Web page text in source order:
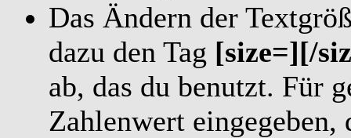
Das Ändern der
dazu den Tag [size=][/
ab, das du benutzt. Für
Zahlenwert